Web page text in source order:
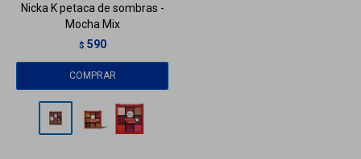
Nicka K petaca de sombras -
Mocha Mix
$ 590